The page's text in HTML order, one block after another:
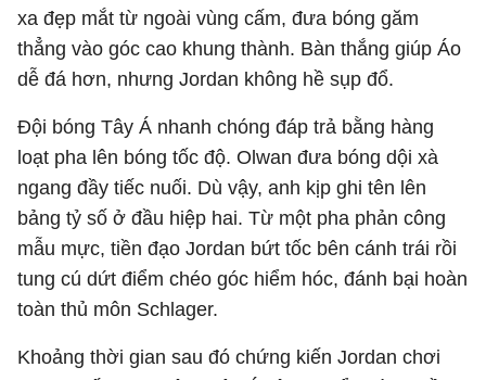
xa đẹp mắt từ ngoài vùng cấm, đưa bóng găm
thẳng vào góc cao khung thành. Bàn thắng giúp Áo
dễ đá hơn, nhưng Jordan không hề sụp đổ.
Đội bóng Tây Á nhanh chóng đáp trả bằng hàng
loạt pha lên bóng tốc độ. Olwan đưa bóng dội xà
ngang đầy tiếc nuối. Dù vậy, anh kịp ghi tên lên
bảng tỷ số ở đầu hiệp hai. Từ một pha phản công
mẫu mực, tiền đạo Jordan bứt tốc bên cánh trái rồi
tung cú dứt điểm chéo góc hiểm hóc, đánh bại hoàn
toàn thủ môn Schlager.
Khoảng thời gian sau đó chứng kiến Jordan chơi